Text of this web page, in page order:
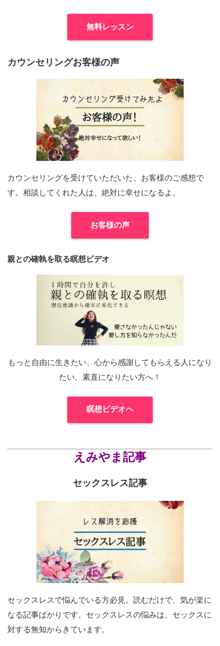
無料レッスン
カウンセリングお客様の声
カウンセリングを受けていただいた、お客様のご感想で
す。相談してくれた人は、絶対に幸せになるよ。
お客様の声
親との確執を取る瞑想ビデオ
もっと自由に生きたい、心から感謝してもらえる人になり
たい、素直になりたい方へ！
瞑想ビデオへ
えみやま記事
セックスレス記事
セックスレスで悩んでいる方必見。読むだけで、気が楽に
なる記事ばかりです。セックスレスの悩みは、セックスに
対する無知からきています。